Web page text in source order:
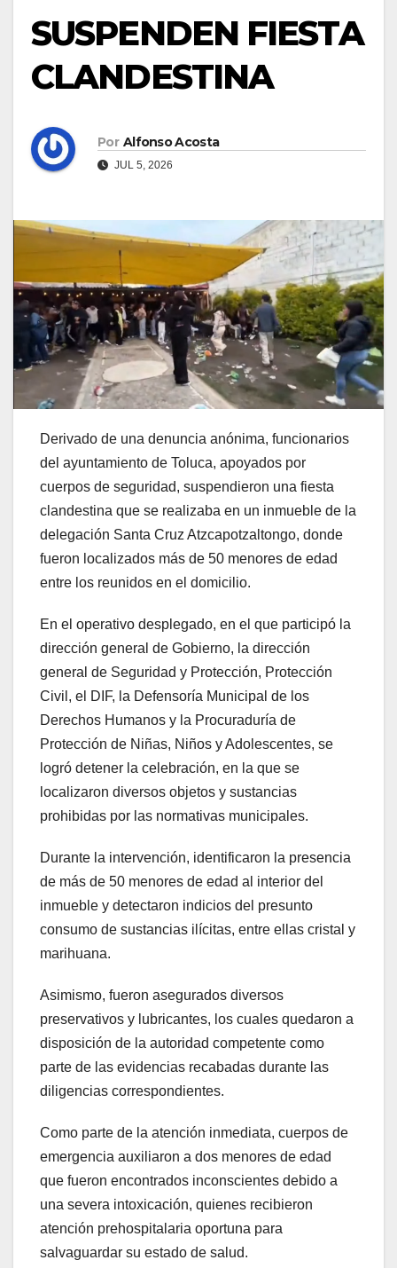
SUSPENDEN FIESTA
CLANDESTINA
Por Alfonso Acosta
JUL 5, 2026
Derivado de una denuncia anónima, funcionarios
del ayuntamiento de Toluca, apoyados por
cuerpos de seguridad, suspendieron una fiesta
clandestina que se realizaba en un inmueble de la
delegación Santa Cruz Atzcapotzaltongo, donde
fueron localizados más de 50 menores de edad
entre los reunidos en el domicilio.
En el operativo desplegado, en el que participó la
dirección general de Gobierno, la dirección
general de Seguridad y Protección, Protección
Civil, el DIF, la Defensoría Municipal de los
Derechos Humanos y la Procuraduría de
Protección de Niñas, Niños y Adolescentes, se
logró detener la celebración, en la que se
localizaron diversos objetos y sustancias
prohibidas por las normativas municipales.
Durante la intervención, identificaron la presencia
de más de 50 menores de edad al interior del
inmueble y detectaron indicios del presunto
consumo de sustancias ilícitas, entre ellas cristal y
marihuana.
Asimismo, fueron asegurados diversos
preservativos y lubricantes, los cuales quedaron a
disposición de la autoridad competente como
parte de las evidencias recabadas durante las
diligencias correspondientes.
Como parte de la atención inmediata, cuerpos de
emergencia auxiliaron a dos menores de edad
que fueron encontrados inconscientes debido a
una severa intoxicación, quienes recibieron
atención prehospitalaria oportuna para
salvaguardar su estado de salud.